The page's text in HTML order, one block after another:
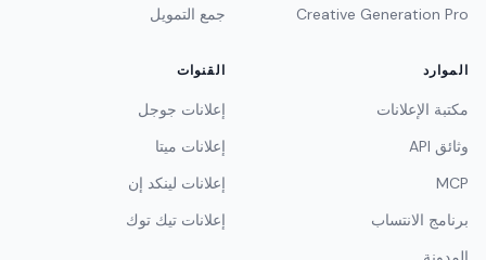
Creative Generation Pro
جمع التمويل
الموارد
مكتبة الإعلانات
وثائق API
MCP
برنامج الانتساب
القنوات
إعلانات جوجل
إعلانات ميتا
إعلانات لينكد إن
إعلانات تيك توك